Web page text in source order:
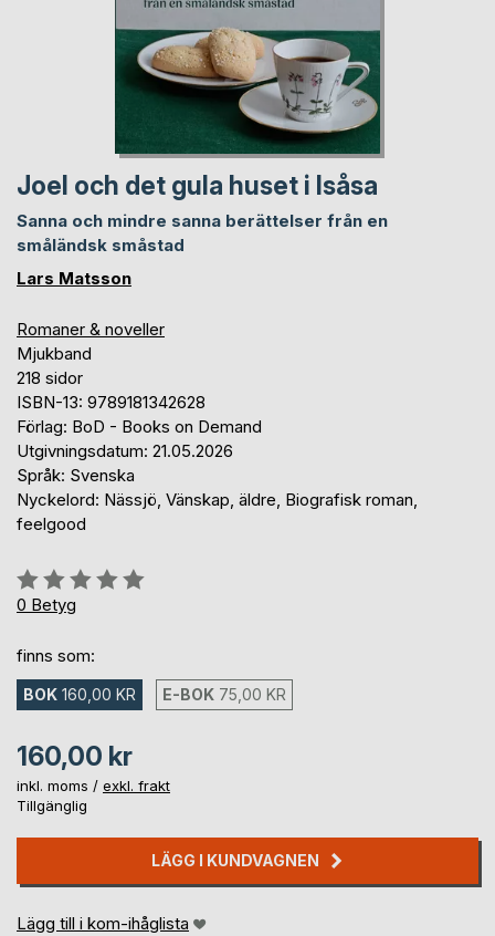
Joel och det gula huset i Isåsa
Sanna och mindre sanna berättelser från en
småländsk småstad
Lars Matsson
Romaner & noveller
Mjukband
218 sidor
ISBN-13: 9789181342628
Förlag: BoD - Books on Demand
Utgivningsdatum: 21.05.2026
Språk: Svenska
Nyckelord: Nässjö, Vänskap, äldre, Biografisk roman,
feelgood
Betyg::
0%
0 Betyg
finns som:
BOK 160,00 KR E-BOK 75,00 KR
160,00 kr
inkl. moms / exkl. frakt
Tillgänglig
LÄGG I KUNDVAGNEN
Lägg till i kom-ihåglista